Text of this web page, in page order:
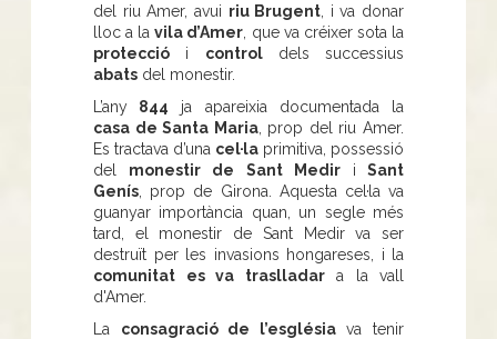
del riu Amer, avui riu Brugent , i va donar
lloc a lavila d’Amer , que va créixer sota la
protecció i controldels successius
abats del monestir.
L’any 844 ja apareixia documentada la
casa de Santa Maria, prop del riu Amer.
Es tractava d’una cel·la primitiva, possessió
del monestir de Sant Mediri Sant
Genís , prop de Girona. Aquesta cel·la va
guanyar importància quan, un segle més
tard, el monestir de Sant Medir va ser
destruït per les invasions hongareses, i la
comunitat es va traslladara la vall
d'Amer.
La consagració de l’esglésiava tenir